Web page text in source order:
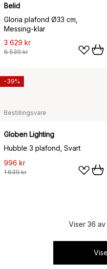
Belid
Gloria plafond Ø33 cm,
Messing-klar
3 629 kr
6 539 kr
Bestillingsvare
Globen Lighting
Hubble 3 plafond, Svart
996 kr
1 639 kr
-39%
Viser 36